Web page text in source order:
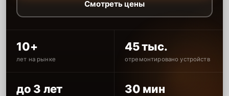
Смотреть цены
10+
лет на рынке
45 тыс.
отремонтировано устройств
до 3 лет 30 мин